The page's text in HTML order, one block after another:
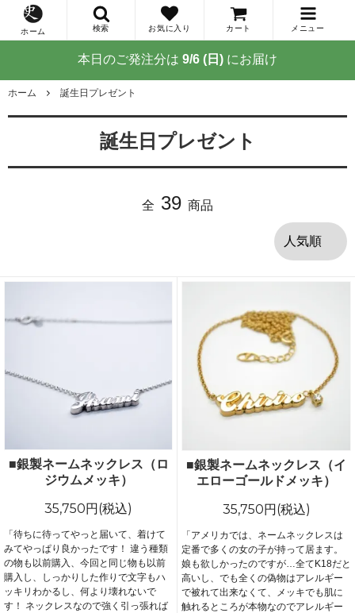
ホーム 検索 お気に入り カート メニュー
本日のご発注分は 9/6 (日) にお届け
ホーム 誕生日プレゼント
誕生日プレゼント
全 39 商品
■銀製ネームネックレス（ロ
ジウムメッキ）
35,750円(税込)
「待ちに待ってやっと届いて、着けて
みてやっぱり良かったです！ 違う種類
の物も以前購入、今回と同じ物も以前
購入し、しっかりした作りで文字もハ
ッキリわかるし、何より壊れないで
す！ ネックレスなので強く引っ張れば
■銀製ネームネックレス（イ
エローゴールドメッキ）
35,750円(税込)
「アメリカでは、ネームネックレスは
定番で多くの女の子が持って居ます。
娘も欲しかったのですが…全てK18だと
高いし、でも全くの偽物はアレルギー
で被れて出来なくて、メッキでも肌に
触れるところが本物なのでアレルギー